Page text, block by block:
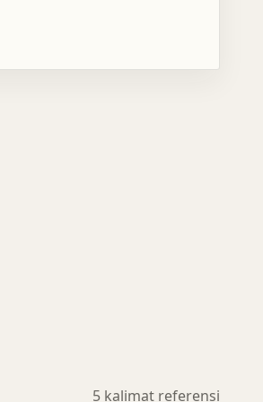
5 kalimat referensi